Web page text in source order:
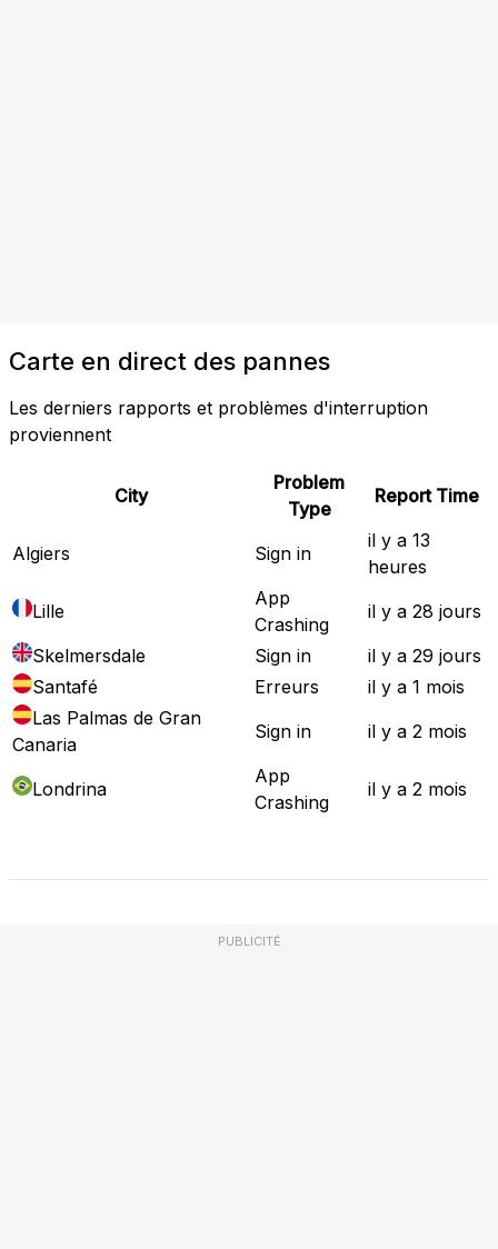
Carte en direct des pannes
Les derniers rapports et problèmes d'interruption
proviennent
City
Problem
Type
Report Time
Algiers Sign in
il y a 13
heures
Lille
App
Crashing
il y a 28 jours
Skelmersdale
Sign in
il y a 29 jours
Santafé
Erreurs
il y a 1 mois
Las Palmas de Gran
Canaria
Sign in il y a 2 mois
Londrina
App
Crashing
il y a 2 mois
PUBLICITÉ